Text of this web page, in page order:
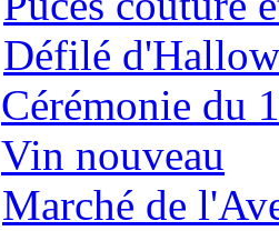
Défilé
Cérémonie du
Vin nouveau
Marché de